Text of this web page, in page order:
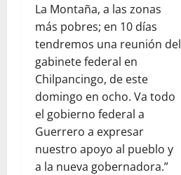
La Montaña, a las zonas
más pobres; en 10 días
tendremos una reunión del
gabinete federal en
Chilpancingo, de este
domingo en ocho. Va todo
el gobierno federal a
Guerrero a expresar
nuestro apoyo al pueblo y
a la nueva gobernadora.”